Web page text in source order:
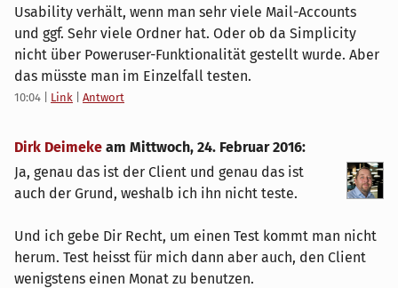
Usability verhält, wenn man sehr viele Mail-Accounts
und ggf. Sehr viele Ordner hat. Oder ob da Simplicity
nicht über Poweruser-Funktionalität gestellt wurde. Aber
das müsste man im Einzelfall testen.
10:04 Link Antwort
Dirk Deimeke am Mittwoch, 24. Februar 2016:
Ja, genau das ist der Client und genau das ist
auch der Grund, weshalb ich ihn nicht teste.
Und ich gebe Dir Recht, um einen Test kommt man nicht
herum. Test heisst für mich dann aber auch, den Client
wenigstens einen Monat zu benutzen.